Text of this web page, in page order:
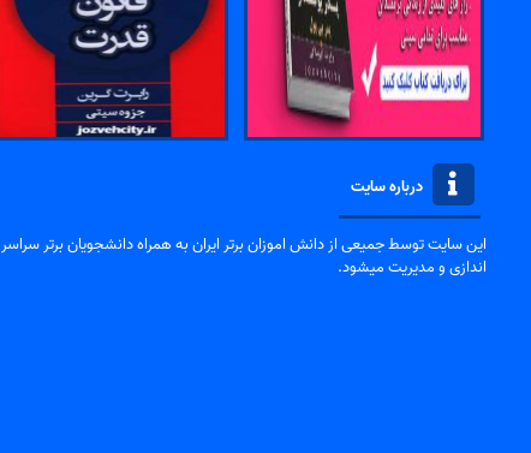
درباره سایت
این سایت توسط جمیعی از دانش اموزان برتر ایران به همراه دانشجویان برتر
اندازی و مدیریت میشود.